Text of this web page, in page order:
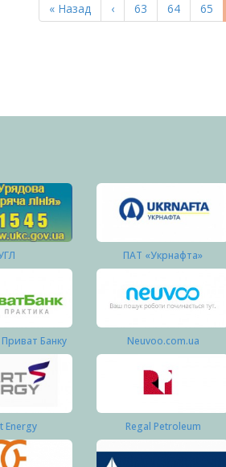
Перша
сторінка
« Назад
Попередня
сторінка
‹ Page
63 Page
64 Page
65
ПАТ «Укрнафта»
Банку Neuvoo.com.ua
Energy Regal Petroleum